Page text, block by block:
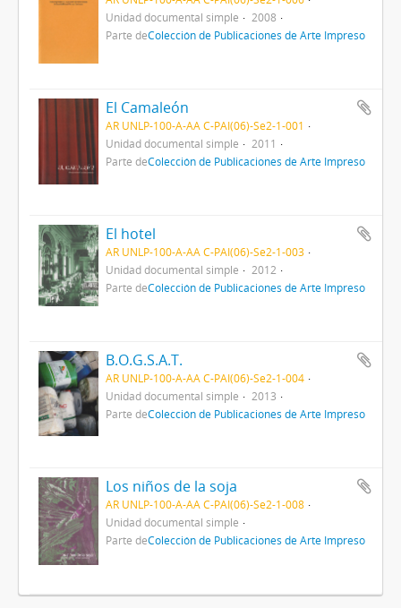
Unidad documental simple
2008
Parte deColección de Publicaciones de Arte Impreso
El Camaleón
AR UNLP-100-A-AA C-PAI(06)-Se2-1-001
Unidad documental simple
2011
Parte deColección de Publicaciones de Arte Impreso
El hotel
AR UNLP-100-A-AA C-PAI(06)-Se2-1-003
Unidad documental simple
2012
Parte deColección de Publicaciones de Arte Impreso
B.O.G.S.A.T.
AR UNLP-100-A-AA C-PAI(06)-Se2-1-004
Unidad documental simple
2013
Parte deColección de Publicaciones de Arte Impreso
Los niños de la soja
AR UNLP-100-A-AA C-PAI(06)-Se2-1-008
Unidad documental simple
Parte deColección de Publicaciones de Arte Impreso